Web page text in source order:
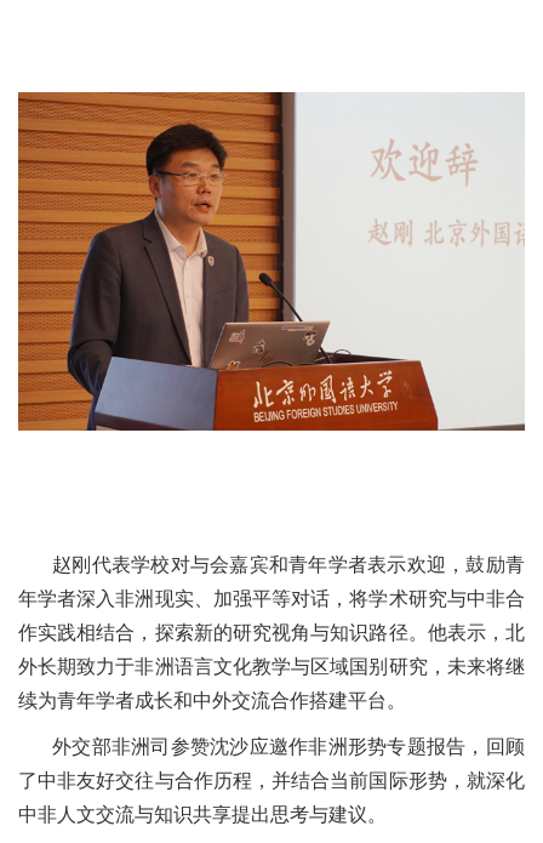
赵刚代表学校对与会嘉宾和青年学者表示欢迎，鼓励青
年学者深入非洲现实、加强平等对话，将学术研究与中非合
作实践相结合，探索新的研究视角与知识路径。他表示，北
外长期致力于非洲语言文化教学与区域国别研究，未来将继
续为青年学者成长和中外交流合作搭建平台。
外交部非洲司参赞沈沙应邀作非洲形势专题报告，回顾
了中非友好交往与合作历程，并结合当前国际形势，就深化
中非人文交流与知识共享提出思考与建议。